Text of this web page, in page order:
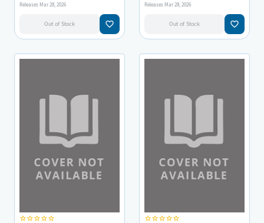
Releases Mar 28, 2026
Out of Stock favorite_border
Releases Mar 28, 2026
Out of Stock favorite_border
star_borderstar_borderstar_borderstar_borderstar_border star_borderstar_borderstar_borderstar_borderstar_border